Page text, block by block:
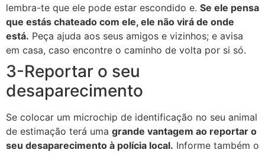
lembra-te que ele pode estar escondido e. Se ele pensa
que estás chateado com ele, ele não virá de onde
está. Peça ajuda aos seus amigos e vizinhos; e avisa
em casa, caso encontre o caminho de volta por si só.
3-Reportar o seu
desaparecimento
Se colocar um microchip de identificação no seu animal
de estimação terá uma grande vantagem ao reportar o
seu desaparecimento à polícia local. Informe também o